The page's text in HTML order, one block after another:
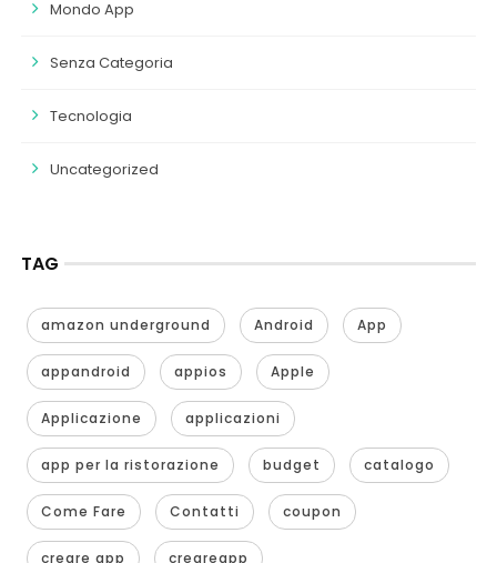
Mondo App
Senza Categoria
Tecnologia
Uncategorized
TAG
amazon underground Android App
appandroid appios Apple
Applicazione applicazioni
app per la ristorazione budget catalogo
Come Fare Contatti coupon
creare app creareapp